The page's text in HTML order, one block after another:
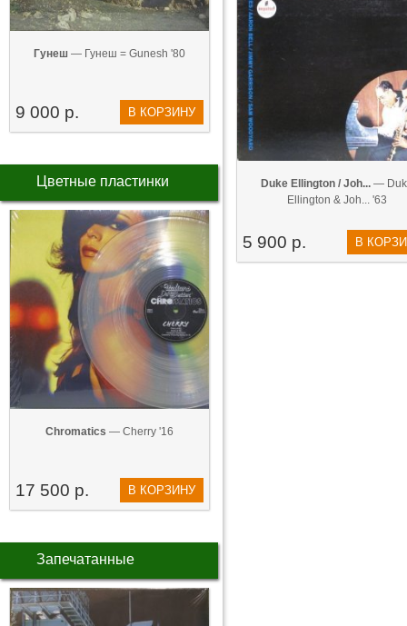
Гунеш — Гунеш = Gunesh '80
9 000 р. В КОРЗИНУ
Цветные пластинки
Chromatics — Cherry '16
17 500 р. В КОРЗИНУ
Запечатанные
Duke Ellington / Joh...—
Ellington & Joh... '63
5 900 р. В